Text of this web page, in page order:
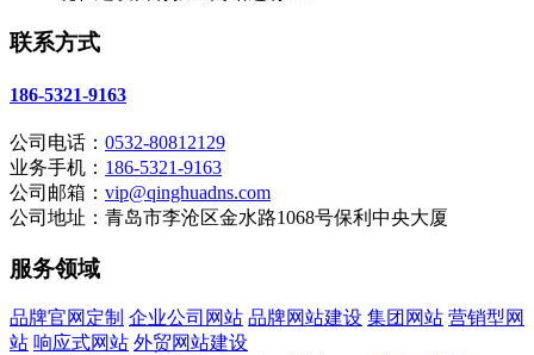
联系方式
186-5321-9163
公司电话： 0532-80812129
业务手机： 186-5321-9163
公司邮箱： vip@qinghuadns.com
公司地址：青岛市李沧区金水路1068号保利中央大厦
服务领域
品牌官网定制 企业公司网站 品牌网站建设 集团网站 营销型网
站 响应式网站 外贸网站建设